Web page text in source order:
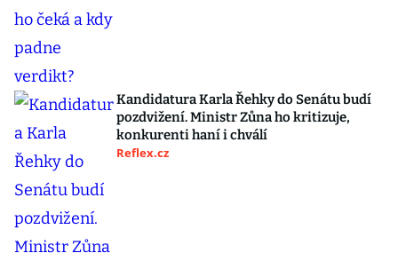
Kandidatura Karla Řehky do Senátu budí
pozdvižení. Ministr Zůna ho kritizuje,
konkurenti haní i chválí
Reflex.cz